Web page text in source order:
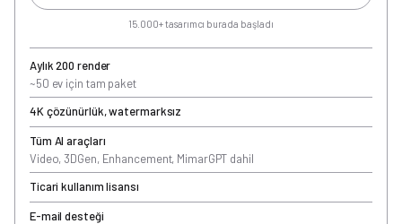
15.000+ tasarımcı burada başladı
Aylık 200 render
~50 ev için tam paket
4K çözünürlük, watermarksız
Tüm AI araçları
Video, 3DGen, Enhancement, MimarGPT dahil
Ticari kullanım lisansı
E-mail desteği